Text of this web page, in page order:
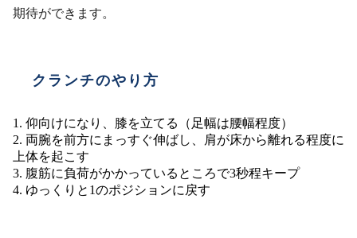
期待ができます。
クランチのやり方
仰向けになり、膝を立てる（足幅は腰幅程度）
両腕を前方にまっすぐ伸ばし、肩が床から離れる程度に
上体を起こす
腹筋に負荷がかかっているところで3秒程キープ
ゆっくりと1のポジションに戻す